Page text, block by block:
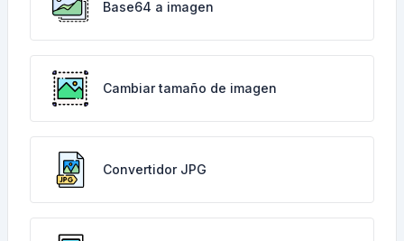
Base64 a imagen
Cambiar tamaño de imagen
Convertidor JPG